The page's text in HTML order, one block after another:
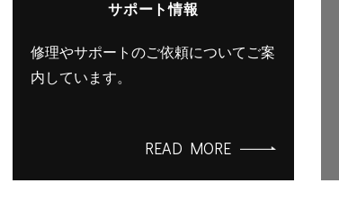
サポート情報
修理やサポートのご依頼についてご案
内しています。
READ MORE